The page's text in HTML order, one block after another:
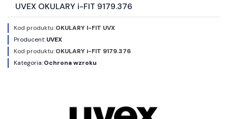
UVEX OKULARY i-FIT 9179.376
Kod produktu:OKULARY I-FIT UVX
Producent:UVEX
Kod produktu:OKULARY i-FIT 9179.376
Kategoria:Ochrona wzroku